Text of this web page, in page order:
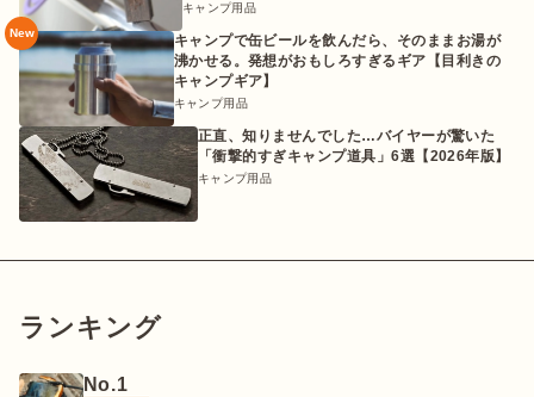
キャンプ用品
New
キャンプで缶ビールを飲んだら、そのままお湯が
沸かせる。発想がおもしろすぎるギア【目利きの
キャンプギア】
キャンプ用品
正直、知りませんでした…バイヤーが驚いた
「衝撃的すぎキャンプ道具」6選【2026年版】
キャンプ用品
ランキング
No.1